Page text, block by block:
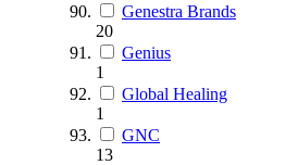
Genestra Brands
20
Genius
1
Global Healing
1
GNC
13